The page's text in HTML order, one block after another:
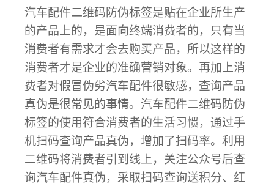
汽车配件二维码防伪标签是贴在企业所生产
的产品上的，是面向终端消费者的，只有当
消费者有需求才会去购买产品，所以这样的
消费者才是企业的准确营销对象。再加上消
费者对假冒伪劣汽车配件很敏感，查询产品
真伪是很常见的事情。汽车配件二维码防伪
标签的使用符合消费者的生活习惯，通过手
机扫码查询产品真伪，增加了扫码率。利用
二维码将消费者引到线上，关注公众号后查
询汽车配件真伪，采取扫码查询送积分、红